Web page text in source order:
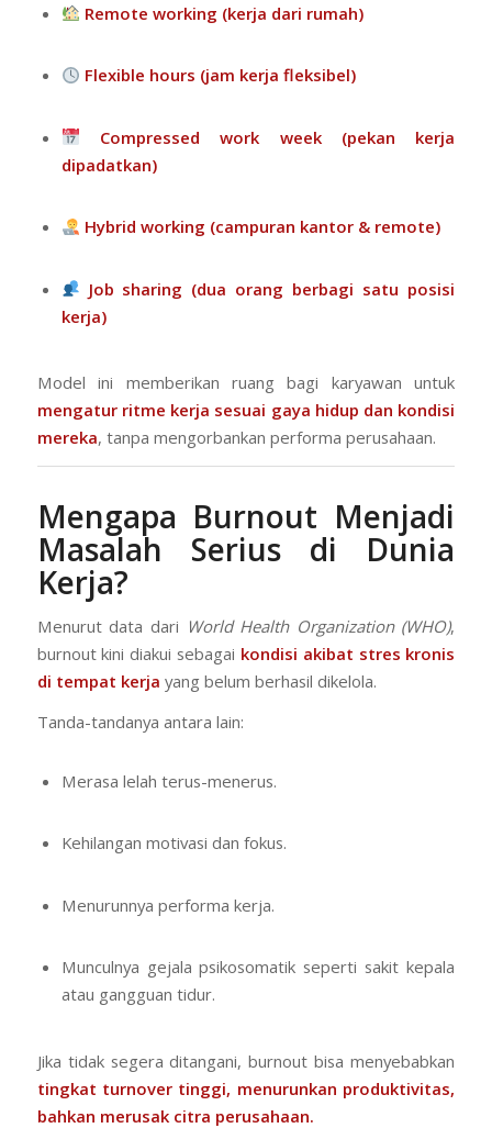
Remote working (kerja dari rumah)
Flexible hours (jam kerja fleksibel)
Compressed work week (pekan kerja
dipadatkan)
Hybrid working (campuran kantor & remote)
Job sharing (dua orang berbagi satu posisi
kerja)
Model ini memberikan ruang bagi karyawan untuk
mengatur ritme kerja sesuai gaya hidup dan kondisi
mereka, tanpa mengorbankan performa perusahaan.
Mengapa Burnout Menjadi
Masalah Serius di Dunia
Kerja?
Menurut data dari World Health Organization (WHO),
burnout kini diakui sebagai kondisi akibat stres kronis
di tempat kerja yang belum berhasil dikelola.
Tanda-tandanya antara lain:
Merasa lelah terus-menerus.
Kehilangan motivasi dan fokus.
Menurunnya performa kerja.
Munculnya gejala psikosomatik seperti sakit kepala
atau gangguan tidur.
Jika tidak segera ditangani, burnout bisa menyebabkan
tingkat turnover tinggi, menurunkan produktivitas,
bahkan merusak citra perusahaan.